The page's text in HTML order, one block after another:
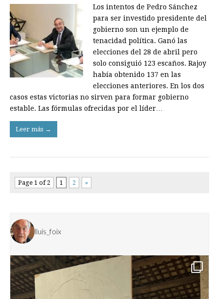
Los intentos de Pedro Sánchez
para ser investido presidente del
gobierno son un ejemplo de
tenacidad política. Ganó las
elecciones del 28 de abril pero
solo consiguió 123 escaños. Rajoy
había obtenido 137 en las
elecciones anteriores. En los dos
casos estas victorias no sirven para formar gobierno
estable. Las fórmulas ofrecidas por el líder…
Leer más →
Page 1 of 2 1 2 »
lluis_foix